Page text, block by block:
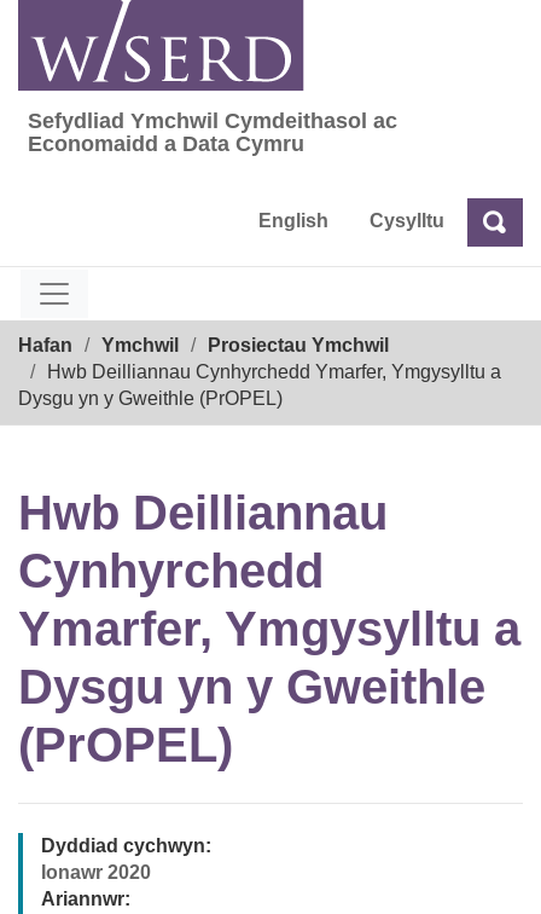
content
Sefydliad Ymchwil Cymdeithasol ac
Sefydliad Ymchwil Cymdeithasol ac
Economaidd a Data Cymru
English Cysylltu Chwilio
Hafan Ymchwil
Prosiectau Ymchwil
Hwb Deilliannau Cynhyrchedd Ymarfer, Ymgysylltu a
Dysgu yn y Gweithle (PrOPEL)
Hwb Deilliannau
Cynhyrchedd
Ymarfer, Ymgysylltu a
Dysgu yn y Gweithle
(PrOPEL)
Dyddiad cychwyn:
Ionawr 2020
Ariannwr: